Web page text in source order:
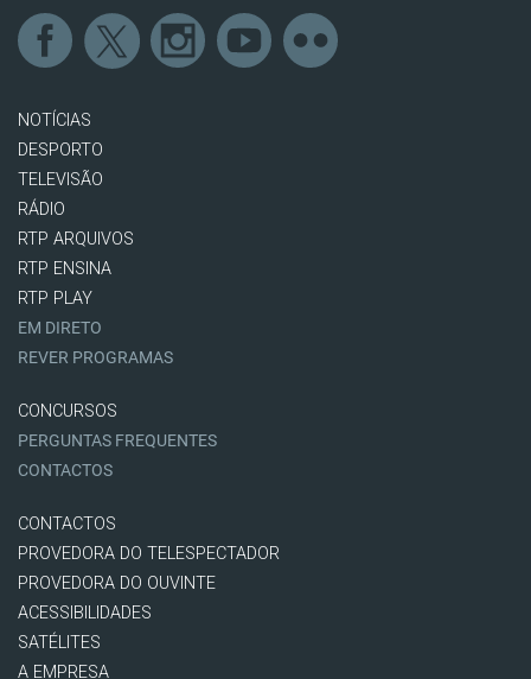
NOTÍCIAS
DESPORTO
TELEVISÃO
RÁDIO
RTP ARQUIVOS
RTP ENSINA
RTP PLAY
EM DIRETO
REVER PROGRAMAS
CONCURSOS
PERGUNTAS FREQUENTES
CONTACTOS
CONTACTOS
PROVEDORA DO TELESPECTADOR
PROVEDORA DO OUVINTE
ACESSIBILIDADES
SATÉLITES
A EMPRESA